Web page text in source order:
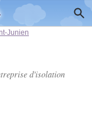
Junien
d'isolation